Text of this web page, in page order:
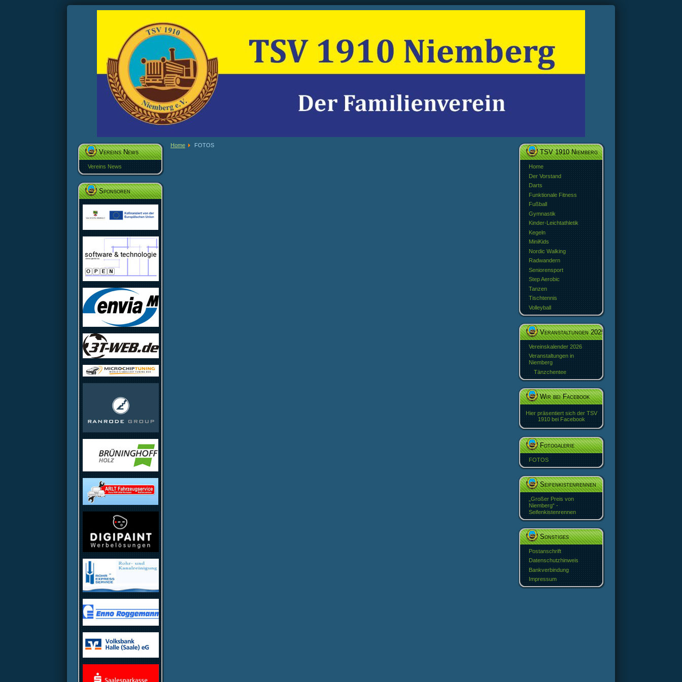
Vereins News
Vereins News
Sponsoren
Home FOTOS
TSV 1910 Niemberg
Home
Der Vorstand
Darts
Funktionale Fitness
Fußball
Gymnastik
Kinder-Leichtathletik
Kegeln
MiniKids
Nordic Walking
Radwandern
Seniorensport
Step Aerobic
Tanzen
Tischtennis
Volleyball
Veranstaltungen 2025
Vereinskalender 2026
Veranstaltungen in
Niemberg
Tänzchentee
Wir bei Facebook
Hier präsentiert sich der TSV
1910 bei Facebook
Fotogalerie
FOTOS
Seifenkistenrennen
„Großer Preis von
Niemberg“ -
Seifenkistenrennen
Sonstiges
Postanschrift
Datenschutzhinweis
Bankverbindung
Impressum